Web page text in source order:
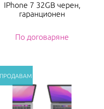
IPhone 7 32GB черен,
гаранционен
По договаряне